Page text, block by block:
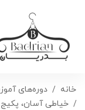
خانه
دوره‌های
خیاطی آسان، پکیج